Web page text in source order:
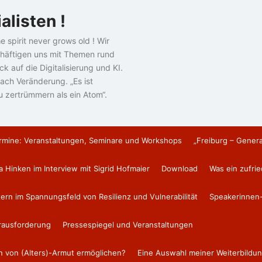
!
spirit never grows old ! Wir
uns mit Themen rund
auf die Digitalisierung und KI.
Veränderung. „Es ist
als ein Atom“.
Veranstaltungen, Seminare und Workshops „Freiburg –
Hinken im Interview mit Sigrid Hofmaier Download Was ein
im Spannungsfeld von Resilienz und Vulnerabilität
Pressespiegel und Veranstaltungen
von (Alters)-Armut ermöglichen? Eine Auswahl meiner